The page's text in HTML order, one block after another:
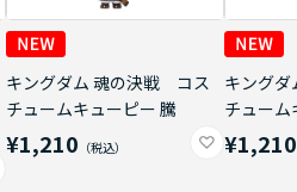
キングダム 魂の決戦 コス
チュームキューピー 騰
¥1,210
キング
チューム
¥1,210